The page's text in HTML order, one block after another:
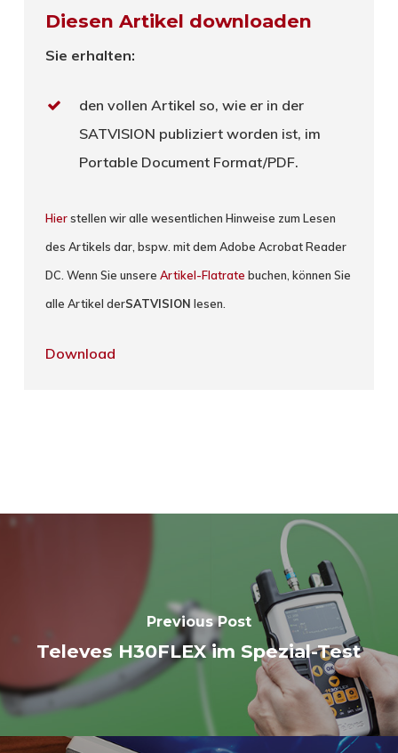
Diesen Artikel downloaden
Sie erhalten:
den vollen Artikel so, wie er in der
SATVISION publiziert worden ist, im
Portable Document Format/PDF.
Hierstellen wir alle wesentlichen Hinweise zum Lesen
des Artikels dar, bspw. mit dem Adobe Acrobat Reader
DC. Wenn Sie unsereArtikel-Flatrate buchen, können Sie
alle Artikel derSATVISION lesen.
Download
Previous Post
Televes H30FLEX im Spezial-Test